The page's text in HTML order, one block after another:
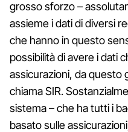
grosso sforzo –
assieme i dati di diversi
che hanno in questo
possibilità di avere i dati
assicurazioni, da questo
chiama SIR.
sistema – che ha tutti i
basato sulle